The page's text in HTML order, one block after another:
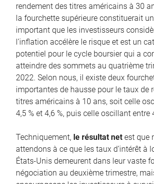
rendement des titres américains à 30
la fourchette supérieure constituerait
important que les investisseurs
l’inflation accélère le risque et est un
potentiel pour le cycle boursier qui a
atteindre des sommets au quatrième
2022. Selon nous, il existe deux
importantes de hausse pour le taux de
titres américains à 10 ans, soit celle
4,5 % et 4,6 %, puis celle oscillant entre
Techniquement, le résultat net est que
attendons à ce que les taux d’intérêt à
États-Unis demeurent dans leur vaste
négociation au deuxième trimestre,